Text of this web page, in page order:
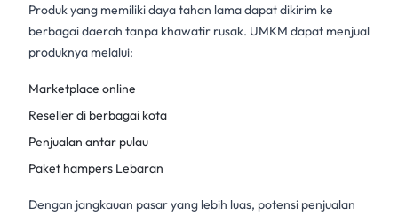
Produk yang memiliki daya tahan lama dapat dikirim ke
berbagai daerah tanpa khawatir rusak. UMKM dapat menjual
produknya melalui:
Marketplace online
Reseller di berbagai kota
Penjualan antar pulau
Paket hampers Lebaran
Dengan jangkauan pasar yang lebih luas, potensi penjualan